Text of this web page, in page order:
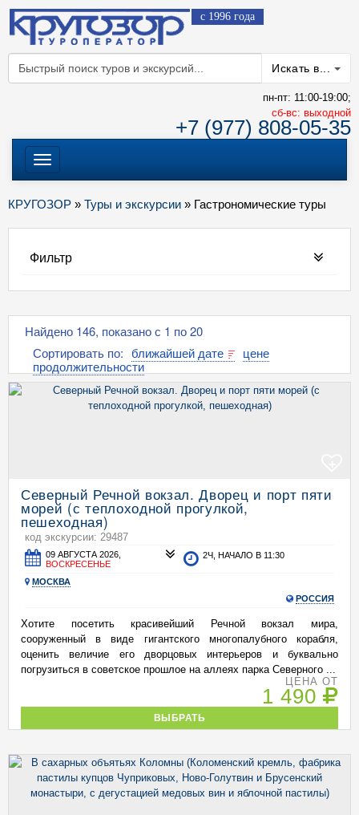
с 1996 года
Искать в...
пн-пт: 11:00-19:00;
cб-вс: выходной
+7 (977) 808-05-35
Меню
КРУГОЗОР » Туры и экскурсии » Гастрономические туры
Фильтр
Найдено 146, показано с 1 по 20
Сортировать по: ближайшей дате
цене
продолжительности
Северный Речной вокзал. Дворец и порт пяти
морей (с теплоходной прогулкой,
пешеходная)
код экскурсии: 29487
09 АВГУСТА 2026,
ВОСКРЕСЕНЬЕ
2Ч, НАЧАЛО В 11:30
МОСКВА
РОССИЯ
Хотите посетить красивейший Речной вокзал мира,
сооруженный в виде гигантского многопалубного корабля,
оценить величие его дворцовых интерьеров и буквально
погрузиться в советское прошлое на аллеях парка Северного ...
ЦЕНА ОТ
1 490
ВЫБРАТЬ